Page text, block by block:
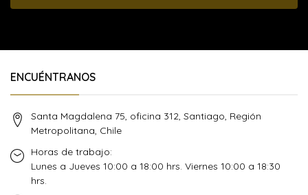
ENCUÉNTRANOS
Santa Magdalena 75, oficina 312, Santiago, Región
Metropolitana, Chile
Horas de trabajo:
Lunes a Jueves 10:00 a 18:00 hrs. Viernes 10:00 a 18:30
hrs.